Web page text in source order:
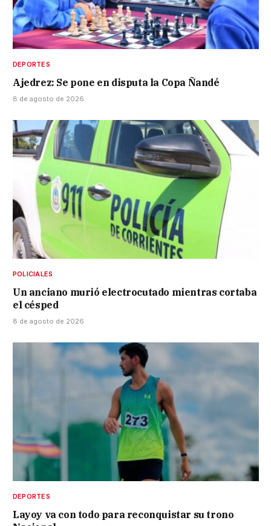
DEPORTES
Ajedrez: Se pone en disputa la Copa Ñandé
8 de agosto de 2026
POLICIALES
Un anciano murió electrocutado mientras cortaba
el césped
8 de agosto de 2026
DEPORTES
Layoy va con todo para reconquistar su trono